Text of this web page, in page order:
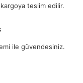
teslim edilir.
ile güvendesiniz.